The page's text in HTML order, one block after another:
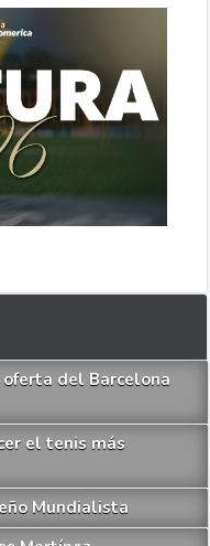
del Barcelona
el tenis más
Mundialista